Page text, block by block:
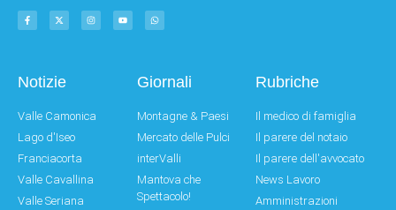
Notizie
Valle Camonica
Lago d'Iseo
Franciacorta
Valle Cavallina
Valle Seriana
Giornali
Montagne & Paesi
Mercato delle Pulci
interValli
Mantova che
Spettacolo!
Rubriche
Il medico di famiglia
Il parere del notaio
Il parere dell'avvocato
News Lavoro
Amministrazioni